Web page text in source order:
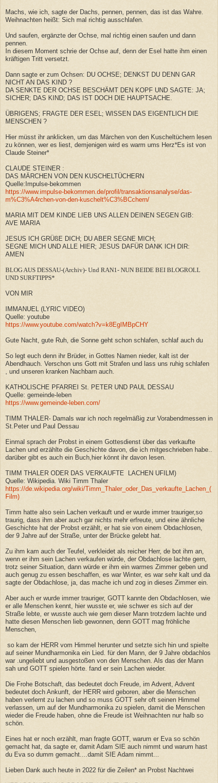
Machs, wie ich, sagte der Dachs, pennen, pennen, das ist das Wahre.
Weihnachten heißt: Sich mal richtig ausschlafen.
Und saufen, ergänzte der Ochse, mal richtig einen saufen und dann
pennen.
In diesem Moment schrie der Ochse auf, denn der Esel hatte ihm einen
kräftigen Tritt versetzt.
Dann sagte er zum Ochsen: DU OCHSE; DENKST DU DENN GAR
NICHT AN DAS KIND ?
DA SENKTE DER OCHSE BESCHÄMT DEN KOPF UND SAGTE: JA;
SICHER; DAS KIND; DAS IST DOCH DIE HAUPTSACHE.
ÜBRIGENS; FRAGTE DER ESEL; WISSEN DAS EIGENTLICH DIE
MENSCHEN ?
Hier müsst ihr anklicken, um das Märchen von den Kuscheltüchern lesen
zu können, wer es liest, demjenigen wird es warm ums Herz*Es ist von
Claude Steiner*
CLAUDE STEINER :
DAS MÄRCHEN VON DEN KUSCHELTÜCHERN
Quelle:Impulse-bekommen
https://www.impulse-bekommen.de/profil/transaktionsanalyse/das-
m%C3%A4rchen-von-den-kuschelt%C3%BCchern/
MARIA MIT DEM KINDE LIEB UNS ALLEN DEINEN SEGEN GIB:
AVE MARIA
JESUS ICH GRÜßE DICH; DU ABER SEGNE MICH;
SEGNE MICH UND ALLE HIER; JESUS DAFÜR DANK ICH DIR:
AMEN
BLOG AUS DESSAU-(Archiv)- Und RAN1- NUN BEIDE BEI BLOGROLL
UND SURFTIPPS*
VON MIR
IMMANUEL (LYRIC VIDEO)
Quelle: youtube
https://www.youtube.com/watch?v=k8EgIMBpCHY
Gute Nacht, gute Ruh, die Sonne geht schon schlafen, schlaf auch du
So legt euch denn ihr Brüder, in Gottes Namen nieder, kalt ist der
Abendhauch. Verschon uns Gott mit Strafen und lass uns ruhig schlafen
, und unseren kranken Nachbarn auch.
KATHOLISCHE PFARREI St. PETER UND PAUL DESSAU
Quelle: gemeinde-leben
https://www.gemeinde-leben.com/
TIMM THALER- Damals war ich noch regelmäßig zur Vorabendmessen in
St.Peter und Paul Dessau
Einmal sprach der Probst in einem Gottesdienst über das verkaufte
Lachen und erzählte die Geschichte davon, die ich mitgeschrieben habe..
darüber gibt es auch ein Buch,hier könnt ihr davon lesen.
TIMM THALER ODER DAS VERKAUFTE LACHEN UFILM)
Quelle: Wikipedia. Wiki Timm Thaler
https://de.wikipedia.org/wiki/Timm_Thaler_oder_Das_verkaufte_Lachen_(
Film)
Timm hatte also sein Lachen verkauft und er wurde immer trauriger,so
traurig, dass ihm aber auch gar nichts mehr erfreute, und eine ähnliche
Geschichte hat der Probst erzählt, er hat sie von einem Obdachlosen,
der 9 Jahre auf der Straße, unter der Brücke gelebt hat.
Zu ihm kam auch der Teufel, verkleidet als reicher Herr, de bot ihm an,
wenn er ihm sein Lachen verkaufen würde, der Obdachlose lachte gern,
trotz seiner Situation, dann würde er ihm ein warmes Zimmer geben und
auch genug zu essen beschaffen, es war Winter, es war sehr kalt und da
sagte der Obdachlose, ja, das mache ich und zog in dieses Zimmer ein.
Aber auch er wurde immer trauriger, GOTT kannte den Obdachlosen, wie
er alle Menschen kennt, hier wusste er, wie schwer es sich auf der
Straße lebte, er wusste auch wie gern dieser Mann trotzdem lachte und
hatte diesen Menschen lieb gewonnen, denn GOTT mag fröhliche
Menschen,
so kam der HERR vom Himmel herunter und setzte sich hin und spielte
auf seiner Mundharmonika ein Lied. für den Mann, der 9 Jahre obdachlos
war .ungeliebt und ausgestoßen von den Menschen. Als das der Mann
sah und GOTT spielen hörte. fand er sein Lachen wieder.
Die Frohe Botschaft, das bedeutet doch Freude, im Advent, Advent
bedeutet doch Ankunft, der HERR wird geboren, aber die Menschen
haben verlernt zu lachen und so muss GOTT sehr oft seinen Himmel
verlassen, um auf der Mundharmonika zu spielen, damit die Menschen
wieder die Freude haben, ohne die Freude ist Weihnachten nur halb so
schön.
Eines hat er noch erzählt, man fragte GOTT, warum er Eva so schön
gemacht hat, da sagte er, damit Adam SIE auch nimmt und warum hast
du Eva so dumm gemacht....damit SIE Adam nimmt...
Lieben Dank auch heute in 2022 für die Zeilen* an Probst Nachtwei